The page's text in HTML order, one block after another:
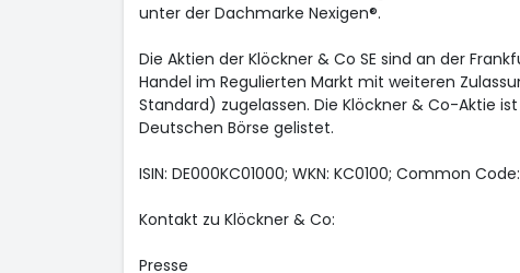
unter der Dachmarke Nexigen®.
Die Aktien der Klöckner & Co SE sind an der
Handel im Regulierten Markt mit weiteren
Standard) zugelassen. Die Klöckner & Co-Aktie
Deutschen Börse gelistet.
ISIN: DE000KC01000; WKN: KC0100; Common
Kontakt zu Klöckner & Co:
Presse